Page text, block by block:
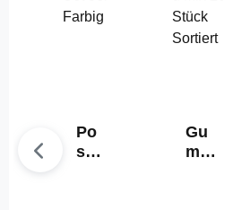
Po
sen
Gu
mm